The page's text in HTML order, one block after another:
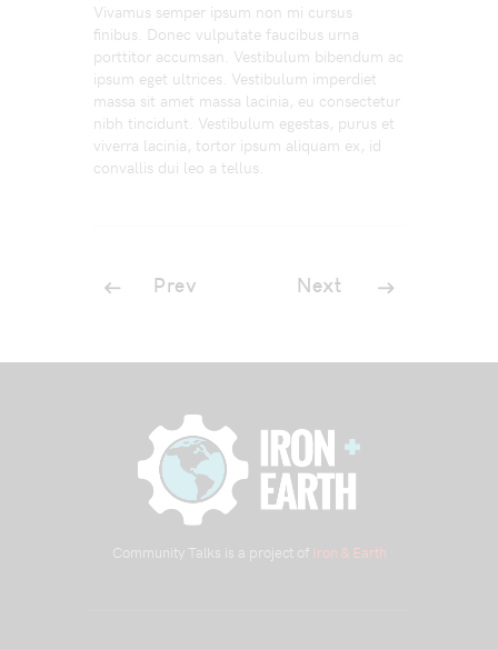
Vivamus semper ipsum non mi cursus
finibus. Donec vulputate faucibus urna
porttitor accumsan. Vestibulum bibendum ac
ipsum eget ultrices. Vestibulum imperdiet
massa sit amet massa lacinia, eu consectetur
nibh tincidunt. Vestibulum egestas, purus et
viverra lacinia, tortor ipsum aliquam ex, id
convallis dui leo a tellus.
Prev Next
Community Talks is a project of Iron & Earth